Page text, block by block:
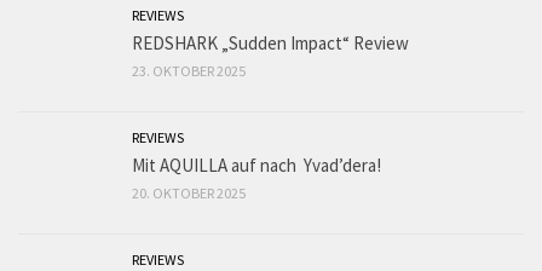
REVIEWS
REDSHARK „Sudden Impact“ Review
23. OKTOBER 2025
REVIEWS
Mit AQUILLA auf nach Yvad’dera!
20. OKTOBER 2025
REVIEWS